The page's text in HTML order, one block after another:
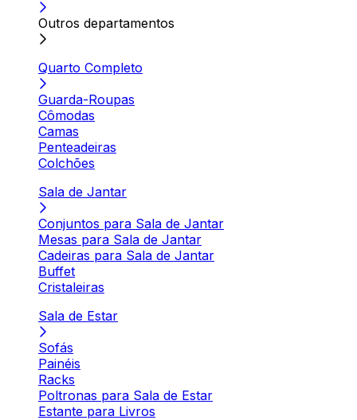
Outros departamentos
Quarto Completo
Guarda-Roupas
Cômodas
Camas
Penteadeiras
Colchões
Sala de Jantar
Conjuntos para Sala de Jantar
Mesas para Sala de Jantar
Cadeiras para Sala de Jantar
Buffet
Cristaleiras
Sala de Estar
Sofás
Painéis
Racks
Poltronas para Sala de Estar
Estante para Livros